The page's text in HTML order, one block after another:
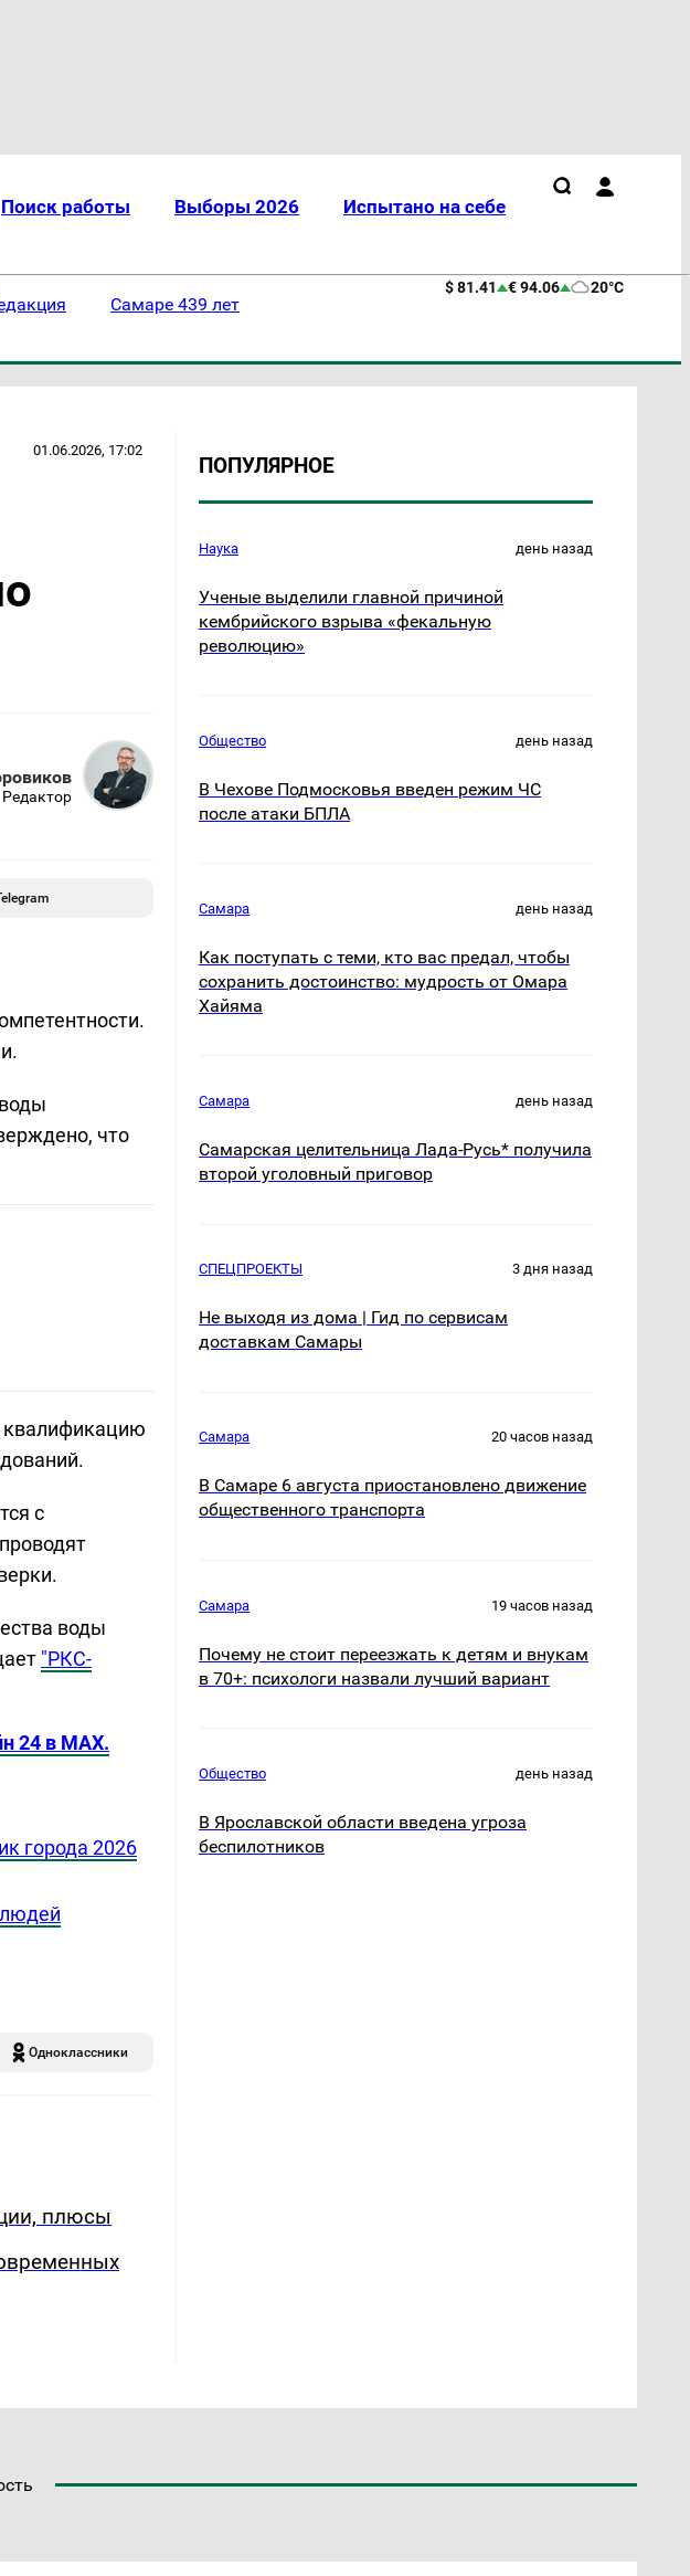
Поиск работы Выборы 2026 Испытано на себе
Самаре 439 лет
$ 81.41 € 94.06 20°C
01.06.2026, 17:02
Редактор
что
квалификацию
с
воды
"РКС-
24 в MAX.
города 2026
Одноклассники
плюсы
ПОПУЛЯРНОЕ
Наука день назад
Ученые выделили главной причиной
кембрийского взрыва «фекальную
революцию»
Общество день назад
В Чехове Подмосковья введен режим ЧС
после атаки БПЛА
Самара день назад
Как поступать с теми, кто вас предал, чтобы
сохранить достоинство: мудрость от Омара
Хайяма
Самара день назад
Самарская целительница Лада-Русь* получила
второй уголовный приговор
СПЕЦПРОЕКТЫ 3 дня назад
Не выходя из дома | Гид по сервисам
доставкам Самары
Самара 20 часов назад
В Самаре 6 августа приостановлено движение
общественного транспорта
Самара 19 часов назад
Почему не стоит переезжать к детям и внукам
в 70+: психологи назвали лучший вариант
Общество день назад
В Ярославской области введена угроза
беспилотников